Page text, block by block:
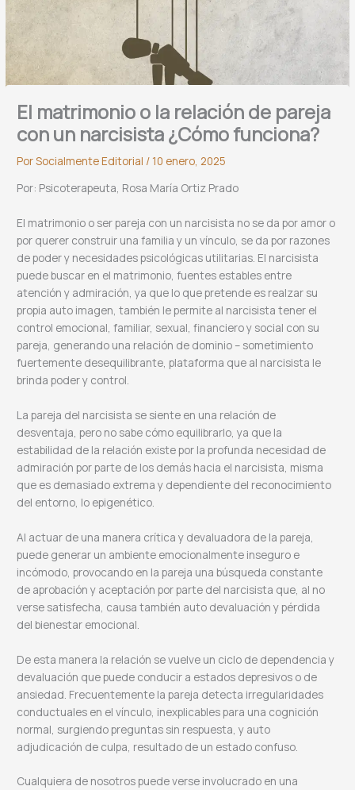
El matrimonio o la relación de pareja
con un narcisista ¿Cómo funciona?
PorSocialmente Editorial / 10 enero, 2025
Por: Psicoterapeuta, Rosa María Ortiz Prado
El matrimonio o ser pareja con un narcisista no se da por amor o
por querer construir una familia y un vínculo, se da por razones
de poder y necesidades psicológicas utilitarias. El narcisista
puede buscar en el matrimonio, fuentes estables entre
atención y admiración, ya que lo que pretende es realzar su
propia auto imagen, también le permite al narcisista tener el
control emocional, familiar, sexual, financiero y social con su
pareja, generando una relación de dominio – sometimiento
fuertemente desequilibrante, plataforma que al narcisista le
brinda poder y control.
La pareja del narcisista se siente en una relación de
desventaja, pero no sabe cómo equilibrarlo, ya que la
estabilidad de la relación existe por la profunda necesidad de
admiración por parte de los demás hacia el narcisista, misma
que es demasiado extrema y dependiente del reconocimiento
del entorno, lo epigenético.
Al actuar de una manera crítica y devaluadora de la pareja,
puede generar un ambiente emocionalmente inseguro e
incómodo, provocando en la pareja una búsqueda constante
de aprobación y aceptación por parte del narcisista que, al no
verse satisfecha, causa también auto devaluación y pérdida
del bienestar emocional.
De esta manera la relación se vuelve un ciclo de dependencia y
devaluación que puede conducir a estados depresivos o de
ansiedad. Frecuentemente la pareja detecta irregularidades
conductuales en el vínculo, inexplicables para una cognición
normal, surgiendo preguntas sin respuesta, y auto
adjudicación de culpa, resultado de un estado confuso.
Cualquiera de nosotros puede verse involucrado en una